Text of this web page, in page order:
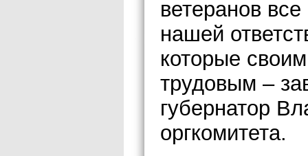
ветеранов
нашей
которые
трудовым –
губернатор
оргкомитета.